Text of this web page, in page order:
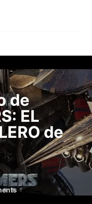
de
EL
de